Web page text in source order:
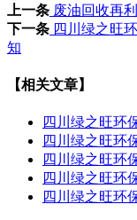
上一条 废油回收再
下一条 四川绿之旺
知
【相关文章】
四川绿之旺环
四川绿之旺环
四川绿之旺环
四川绿之旺环
四川绿之旺环